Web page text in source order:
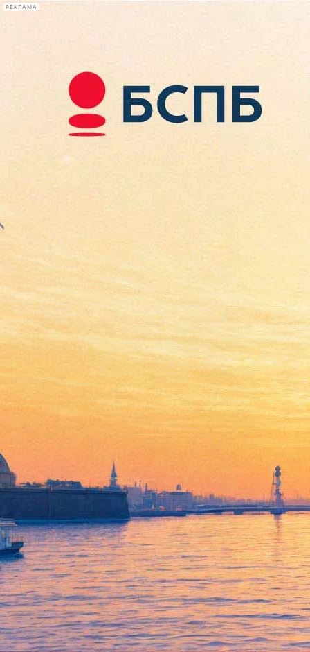
РЕКЛАМА
Сегодня:
2026.08.10
09:07
Афиша Plus
Good Times отметит в
«Космонавте» пятилетку
23 сентября 2017, суббота,20.00
Версия для печати